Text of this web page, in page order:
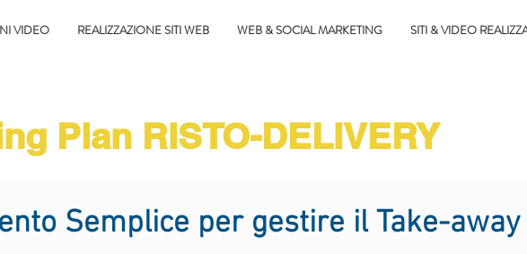
VIDEO REALIZZAZIONE SITI WEB WEB & SOCIAL MARKETING SITI & VIDEO
Plan RISTO-DELIVERY
Semplice per gestire il Take-